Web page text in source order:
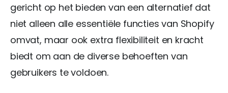
gericht op het bieden van een alternatief dat
niet alleen alle essentiële functies van Shopify
omvat, maar ook extra flexibiliteit en kracht
biedt om aan de diverse behoeften van
gebruikers te voldoen.